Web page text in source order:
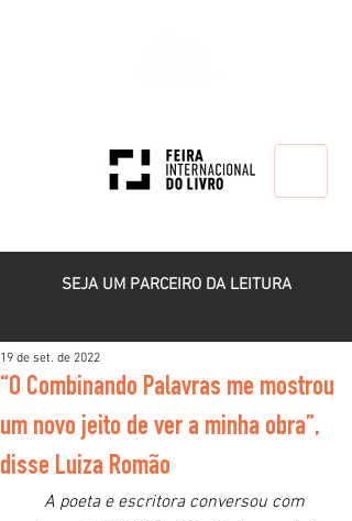
SEJA UM PARCEIRO DA LEITURA
“O Combinando Palavras me mostrou
um novo jeito de ver a minha obra”,
disse Luiza Romão
19 de set. de 2022
A poeta e escritora conversou com